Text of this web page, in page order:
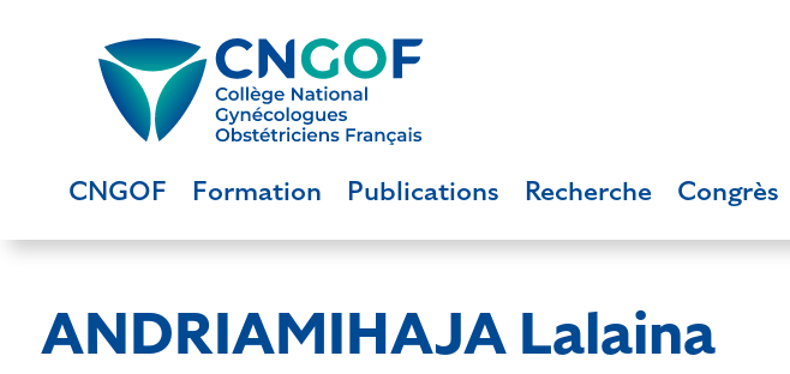
CNGOF Formation Publications Recherche Congrès
ANDRIAMIHAJA Lalaina